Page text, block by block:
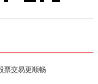
票交易更顺畅